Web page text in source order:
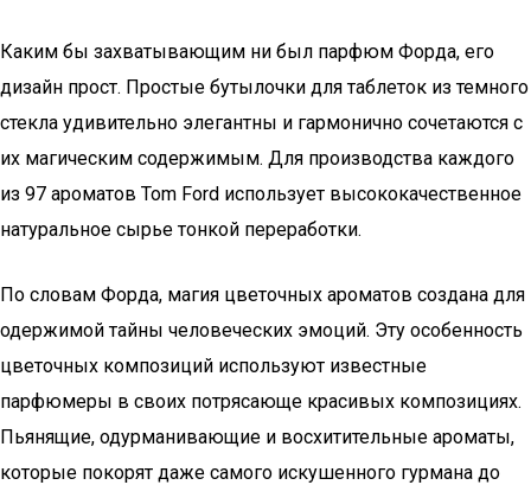
Каким бы захватывающим ни был парфюм Форда, его
дизайн прост. Простые бутылочки для таблеток из темного
стекла удивительно элегантны и гармонично сочетаются с
их магическим содержимым. Для производства каждого
из 97 ароматов Tom Ford использует высококачественное
натуральное сырье тонкой переработки.
По словам Форда, магия цветочных ароматов создана для
одержимой тайны человеческих эмоций. Эту особенность
цветочных композиций используют известные
парфюмеры в своих потрясающе красивых композициях.
Пьянящие, одурманивающие и восхитительные ароматы,
которые покорят даже самого искушенного гурмана до